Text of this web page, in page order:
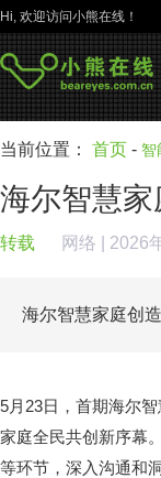
Hi, 欢迎访问小熊在线！
当前位置： 首页 - 智
海尔智慧家
转载 网络 | 2026
海尔智慧家庭创
5月23日，首期海尔
家庭全民共创新序幕
等环节，深入沟通和